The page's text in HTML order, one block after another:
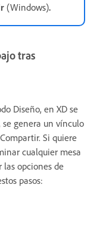
(Windows).
tras
Diseño, en XD se
genera un vínculo
Si quiere
cualquier mesa
las opciones de
pasos: